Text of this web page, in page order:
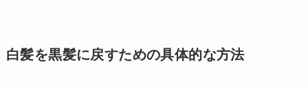
白髪を黒髪に戻すための具体的な方法